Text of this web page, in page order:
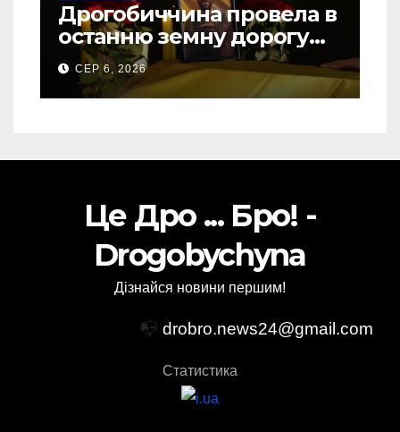
Дрогобиччина провела в
останню земну дорогу
свого Захисника – Олега
Торського
СЕР 6, 2026
Це Дро ... Бро! -
Drogobychyna
Дізнайся новини першим!
📭 drobro.news24@gmail.com
Статистика